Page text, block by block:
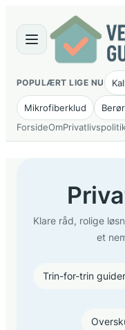
indhold
POPULÆRT LIGE NU
Mikrofiberklud
ForsideOm
Klare råd, rolige
et
Trin-for-trin guider